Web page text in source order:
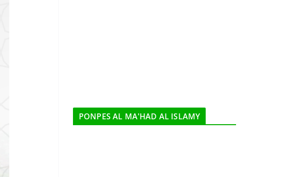
PONPES AL MA'HAD AL ISLAMY